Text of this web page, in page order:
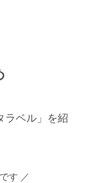
ラベル」を紹
す ／